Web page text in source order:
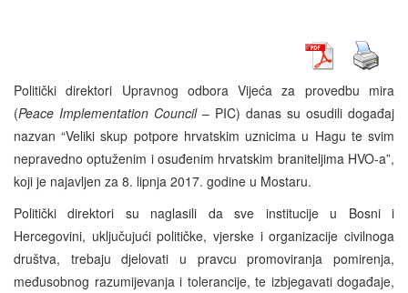
Politički direktori Upravnog odbora Vijeća za provedbu mira
(Peace Implementation Council– PIC) danas su osudili događaj
nazvan “Veliki skup potpore hrvatskim uznicima u Hagu te svim
nepravedno optuženim i osuđenim hrvatskim braniteljima HVO-a”,
koji je najavljen za 8. lipnja 2017. godine u Mostaru.
Politički direktori su naglasili da sve institucije u Bosni i
Hercegovini, uključujući političke, vjerske i organizacije civilnoga
društva, trebaju djelovati u pravcu promoviranja pomirenja,
međusobnog razumijevanja i tolerancije, te izbjegavati događaje,